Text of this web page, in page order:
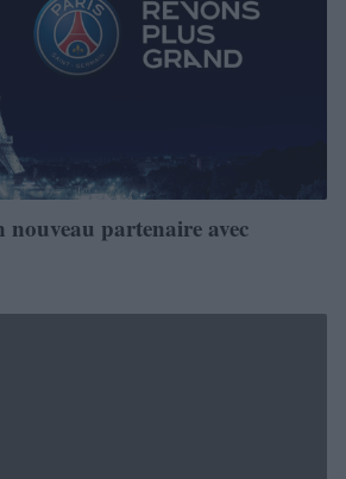
nouveau partenaire avec